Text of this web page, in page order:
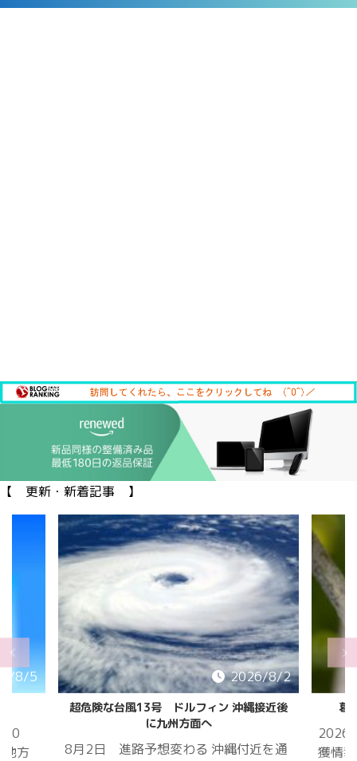
【 更新・新着記事 】
8/5
20
方
2026/8/2
超危険な台風13号 ドルフィン 沖縄接近後
に九州方面へ
8月2日 進路予想変わる 沖縄付近を通
葛
2026
獲情